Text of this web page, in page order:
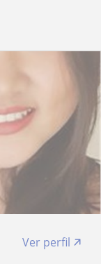
Ver perfil